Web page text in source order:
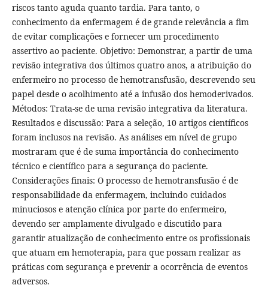
riscos tanto aguda quanto tardia. Para tanto, o
conhecimento da enfermagem é de grande relevância a fim
de evitar complicações e fornecer um procedimento
assertivo ao paciente. Objetivo: Demonstrar, a partir de uma
revisão integrativa dos últimos quatro anos, a atribuição do
enfermeiro no processo de hemotransfusão, descrevendo seu
papel desde o acolhimento até a infusão dos hemoderivados.
Métodos: Trata-se de uma revisão integrativa da literatura.
Resultados e discussão: Para a seleção, 10 artigos científicos
foram inclusos na revisão. As análises em nível de grupo
mostraram que é de suma importância do conhecimento
técnico e científico para a segurança do paciente.
Considerações finais: O processo de hemotransfusão é de
responsabilidade da enfermagem, incluindo cuidados
minuciosos e atenção clínica por parte do enfermeiro,
devendo ser amplamente divulgado e discutido para
garantir atualização de conhecimento entre os profissionais
que atuam em hemoterapia, para que possam realizar as
práticas com segurança e prevenir a ocorrência de eventos
adversos.